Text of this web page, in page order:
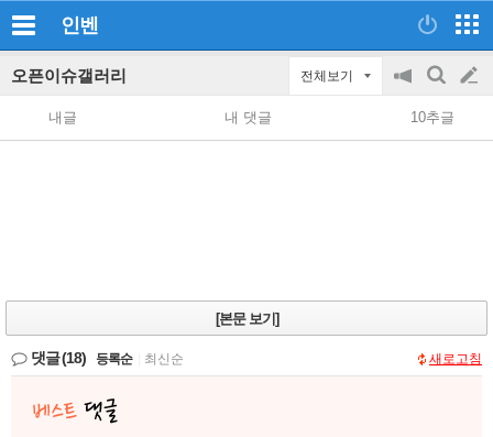
인벤
오픈이슈갤러리 전체보기
공
지
on/off
검
색
글
쓰
내글 내 댓글 10추글
[본문 보기]
댓글(18) 등록순 최신순 새로고침